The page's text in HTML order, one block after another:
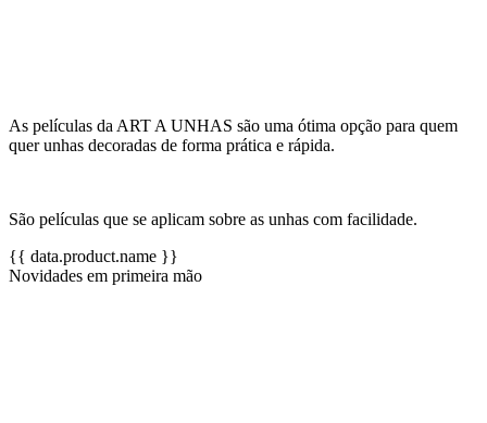
As películas da ART A UNHAS são uma ótima opção para quem
quer unhas decoradas de forma prática e rápida.
São películas que se aplicam sobre as unhas com facilidade.
{{ data.product.name }}
Novidades em primeira mão